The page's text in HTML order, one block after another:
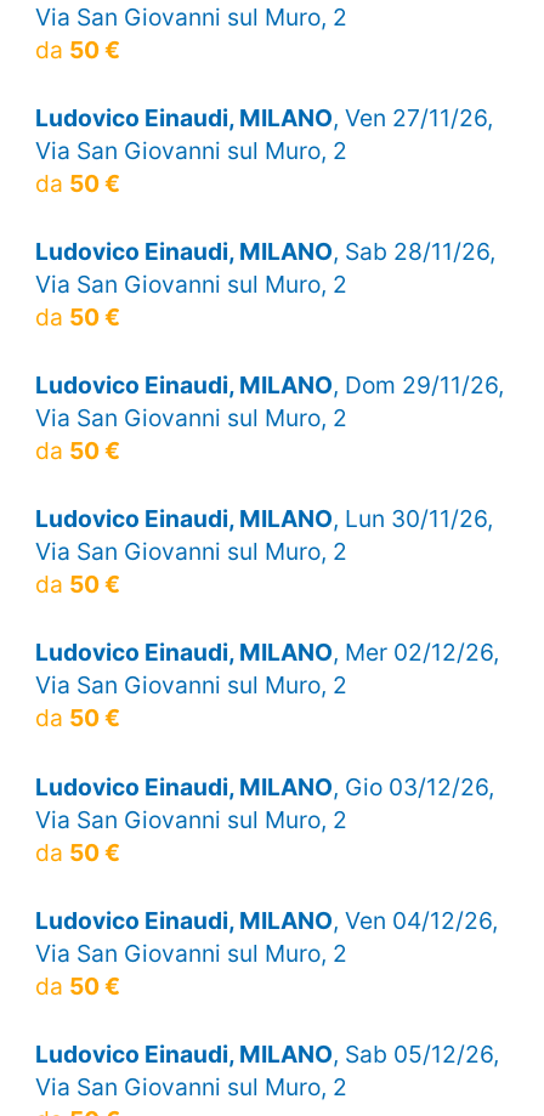
Via San Giovanni sul Muro, 2
da 50 €
Ludovico Einaudi, MILANO, Ven 27/11/26,
Via San Giovanni sul Muro, 2
da 50 €
Ludovico Einaudi, MILANO, Sab 28/11/26,
Via San Giovanni sul Muro, 2
da 50 €
Ludovico Einaudi, MILANO, Dom 29/11/26,
Via San Giovanni sul Muro, 2
da 50 €
Ludovico Einaudi, MILANO, Lun 30/11/26,
Via San Giovanni sul Muro, 2
da 50 €
Ludovico Einaudi, MILANO, Mer 02/12/26,
Via San Giovanni sul Muro, 2
da 50 €
Ludovico Einaudi, MILANO, Gio 03/12/26,
Via San Giovanni sul Muro, 2
da 50 €
Ludovico Einaudi, MILANO, Ven 04/12/26,
Via San Giovanni sul Muro, 2
da 50 €
Ludovico Einaudi, MILANO, Sab 05/12/26,
Via San Giovanni sul Muro, 2